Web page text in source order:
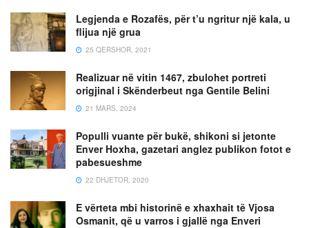
Legjenda e Rozafës, për t’u ngritur një kala, u
flijua një grua
25 QERSHOR, 2021
Realizuar në vitin 1467, zbulohet portreti
origjinal i Skënderbeut nga Gentile Belini
21 MARS, 2024
Populli vuante për bukë, shikoni si jetonte
Enver Hoxha, gazetari anglez publikon fotot e
pabesueshme
22 DHJETOR, 2020
E vërteta mbi historinë e xhaxhait të Vjosa
Osmanit, që u varros i gjallë nga Enveri